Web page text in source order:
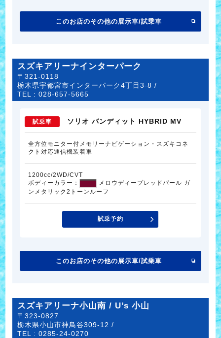
このお店のその他の展示車/試乗車
スズキアリーナインターパーク
〒321-0118
栃木県宇都宮市インターパーク4丁目3-8 /
TEL :028-657-5665
試乗車 ソリオ バンディット HYBRID MV
全方位モニター付メモリーナビゲーション・スズキコネ
クト対応通信機装着車
1200cc/2WD/CVT
ボディーカラー：
メロウディープレッドパール ガ
ンメタリック2トーンルーフ
試乗予約
このお店のその他の展示車/試乗車
スズキアリーナ小山南 / U’s 小山
〒323-0827
栃木県小山市神鳥谷309-12 /
TEL :0285-24-0270